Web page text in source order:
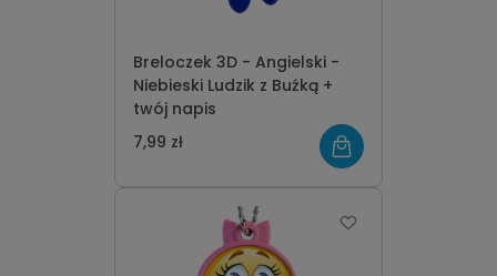
Breloczek 3D - Angielski -
Niebieski Ludzik z Buźką +
twój napis
7,99 zł